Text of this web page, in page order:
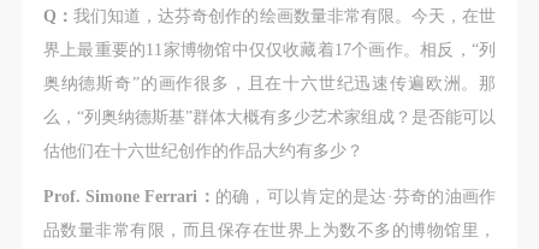
Q： 我们知道，达芬奇创作的绘画数量非常有限。今天，在世
界上最重要的11家博物馆中仅仅收藏着17个画作。相反，“列
奥纳德斯奇”的画作很多，且在十六世纪迅速传遍欧洲。那
么，“列奥纳德斯基”群体大概有多少艺术家组成？是否能可以
估他们在十六世纪创作的作品大约有多少？
Prof. Simone Ferrari： 的确，可以肯定的是达·芬奇的油画作
品数量非常有限，而且保存在世界上为数不多的博物馆里，